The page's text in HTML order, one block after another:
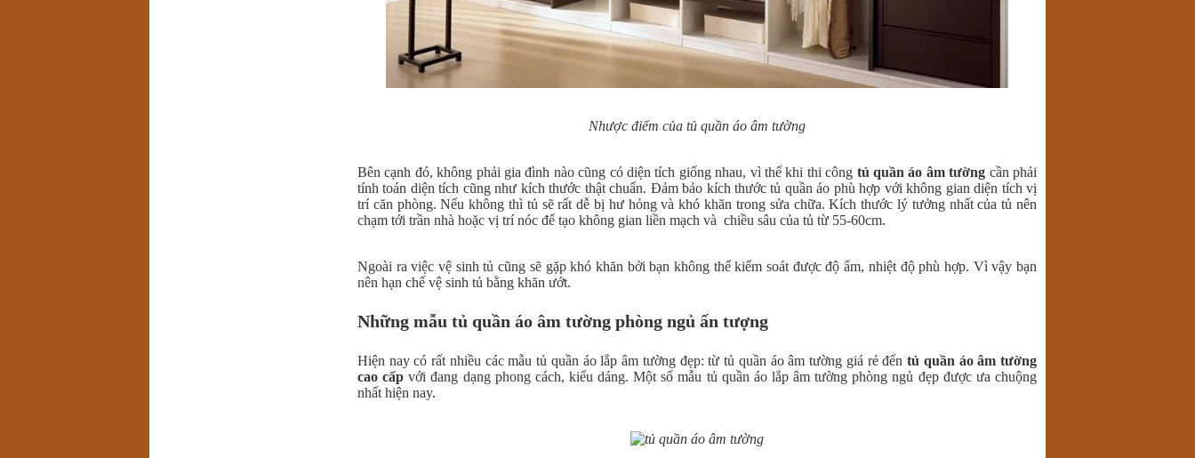
Nhược điểm của tủ quần áo âm tường
Bên cạnh đó, không phải gia đình nào cũng có diện tích giống nhau, vì thế khi thi công tủ quần áo âm tường cần phải
tính toán diện tích cũng như kích thước thật chuẩn. Đảm bảo kích thước tủ quần áo phù hợp với không gian diện tích vị
trí căn phòng. Nếu không thì tủ sẽ rất dễ bị hư hỏng và khó khăn trong sửa chữa. Kích thước lý tưởng nhất của tủ nên
chạm tới trần nhà hoặc vị trí nóc để tạo không gian liền mạch và chiều sâu của tủ từ 55-60cm.
Ngoài ra việc vệ sinh tủ cũng sẽ gặp khó khăn bởi bạn không thể kiểm soát được độ ẩm, nhiệt độ phù hợp. Vì vậy bạn
nên hạn chế vệ sinh tủ bằng khăn ướt.
Những mẫu tủ quần áo âm tường phòng ngủ ấn tượng
Hiện nay có rất nhiều các mẫu tủ quần áo lắp âm tường đẹp: từ tủ quần áo âm tường giá rẻ đến tủ quần áo âm tường
cao cấpvới đang dạng phong cách, kiểu dáng. Một số mẫu tủ quần áo lắp âm tường phòng ngủ đẹp được ưa chuộng
nhất hiện nay.